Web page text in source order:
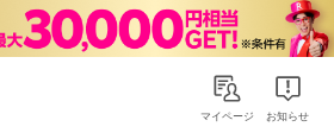
Rakuten RAXYマイページ お知らせ